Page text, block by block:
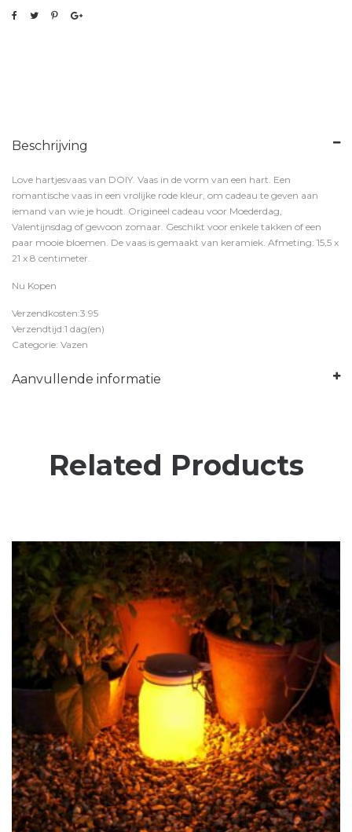
Beschrijving
Love hartjesvaas van DOIY. Vaas in de vorm van een hart. Een
romantische vaas in een vrolijke rode kleur, om cadeau te geven aan
iemand van wie je houdt. Origineel cadeau voor Moederdag,
Valentijnsdag of gewoon zomaar. Geschikt voor enkele takken of een
paar mooie bloemen. De vaas is gemaakt van keramiek. Afmeting: 15,5 x
21 x 8 centimeter.
Nu Kopen
Verzendkosten:3.95
Verzendtijd:1 dag(en)
Categorie: Vazen
Aanvullende informatie
Related Products